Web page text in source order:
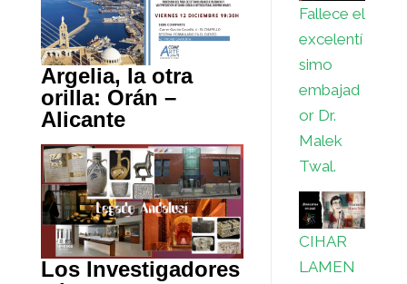
Argelia, la otra
orilla: Orán –
Alicante
Los Investigadores
Fallece el
excelentí
simo
embajad
or Dr.
Malek
Twal.
CIHAR
LAMEN